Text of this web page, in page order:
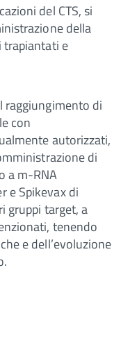
del CTS, si
della
trapiantati e
raggiungimento di
con
autorizzati,
di
a m-RNA
e Spikevax di
gruppi target, a
tenendo
e dell’evoluzione